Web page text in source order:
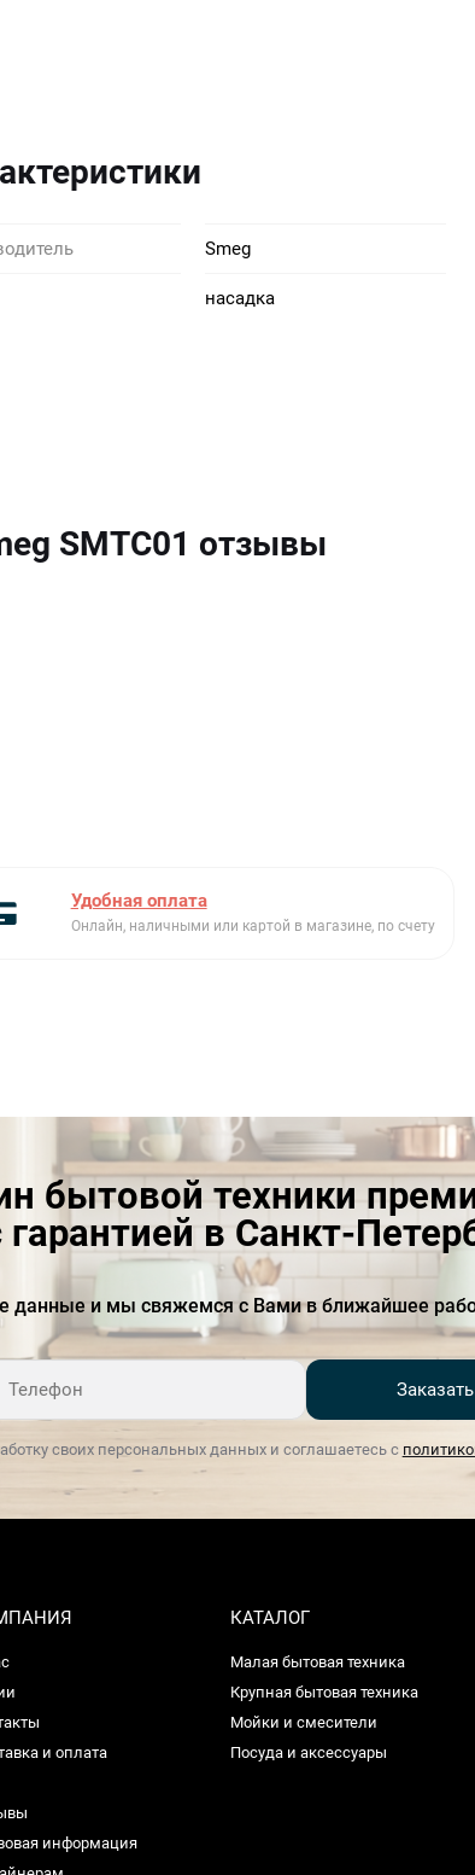
Smeg
насадка
SMTC01 отзывы
Удобная оплата
Онлайн, наличными или картой в магазине, по счету
бытовой техники
гарантией в Санкт-
данные и мы свяжемся с Вами в ближайшее
своих персональных данных и соглашаетесь с
и оплата
информация
КАТАЛОГ
Малая бытовая техника
Крупная бытовая техника
Мойки и смесители
Посуда и аксессуары